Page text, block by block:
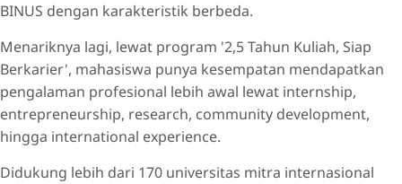
BINUS dengan karakteristik berbeda.
Menariknya lagi, lewat program '2,5 Tahun Kuliah, Siap
Berkarier', mahasiswa punya kesempatan mendapatkan
pengalaman profesional lebih awal lewat internship,
entrepreneurship, research, community development,
hingga international experience.
Didukung lebih dari 170 universitas mitra internasional